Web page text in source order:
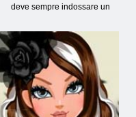
deve sempre indossare un